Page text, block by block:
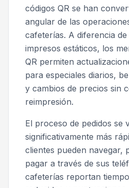
códigos QR se han
angular de las
cafeterías. A diferencia
impresos estáticos, los
QR permiten
para especiales diarios,
y cambios de precios sin
reimpresión.
El proceso de pedidos se
significativamente más
clientes pueden navegar,
pagar a través de sus
cafeterías reportan